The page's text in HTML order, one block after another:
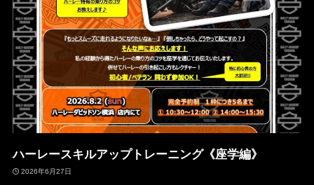
ハーレースキルアップトレーニング《座学編》
2026年6月27日